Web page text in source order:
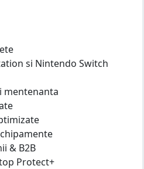
si Nintendo Switch
mentenanta
& B2B
Protect+